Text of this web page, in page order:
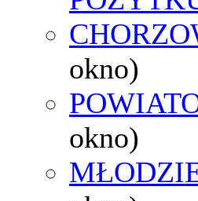
okno)
okno)